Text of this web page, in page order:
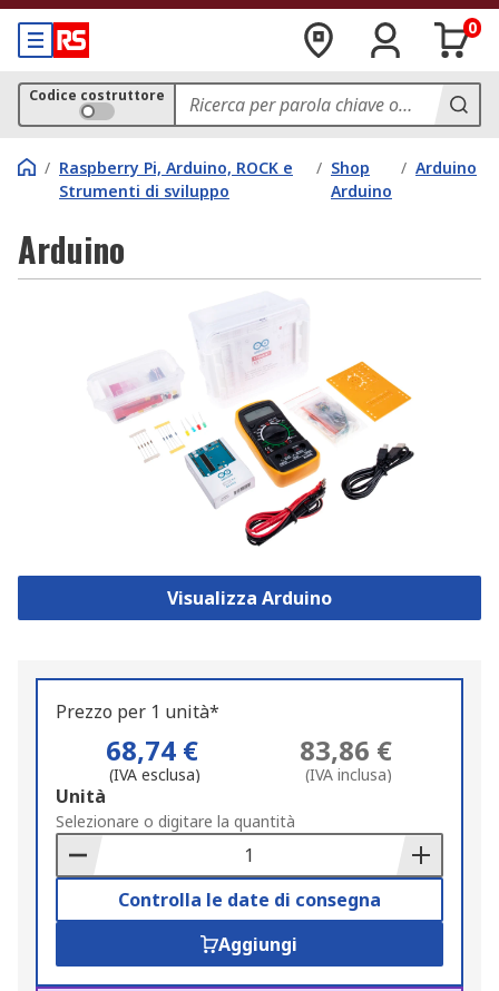
0
Codice costruttore
/ Raspberry Pi, Arduino, ROCK e
Strumenti di sviluppo
/ Shop
Arduino
/ Arduino
Arduino
Visualizza Arduino
Prezzo per 1 unità*
68,74 €
(IVA esclusa)
83,86 €
(IVA inclusa)
Add
to
Basket
Unità
Selezionare o digitare la quantità
Controlla le date di consegna
Aggiungi